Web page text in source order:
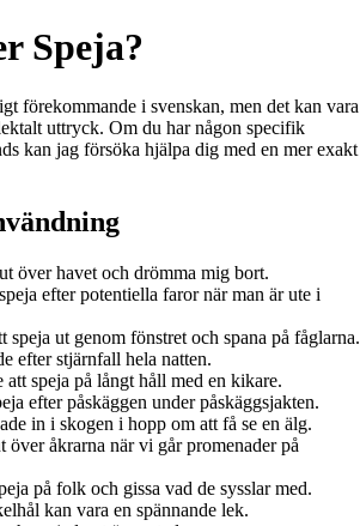
Speja?
förekommande i svenskan, men det kan vara
uttryck. Om du har någon specifik
kan jag försöka hjälpa dig med en mer exakt
över havet och drömma mig bort.
efter potentiella faror när man är ute i
speja ut genom fönstret och spana på fåglarna.
efter stjärnfall hela natten.
att speja på långt håll med en kikare.
efter påskäggen under påskäggsjakten.
in i skogen i hopp om att få se en älg.
över åkrarna när vi går promenader på
på folk och gissa vad de sysslar med.
kan vara en spännande lek.